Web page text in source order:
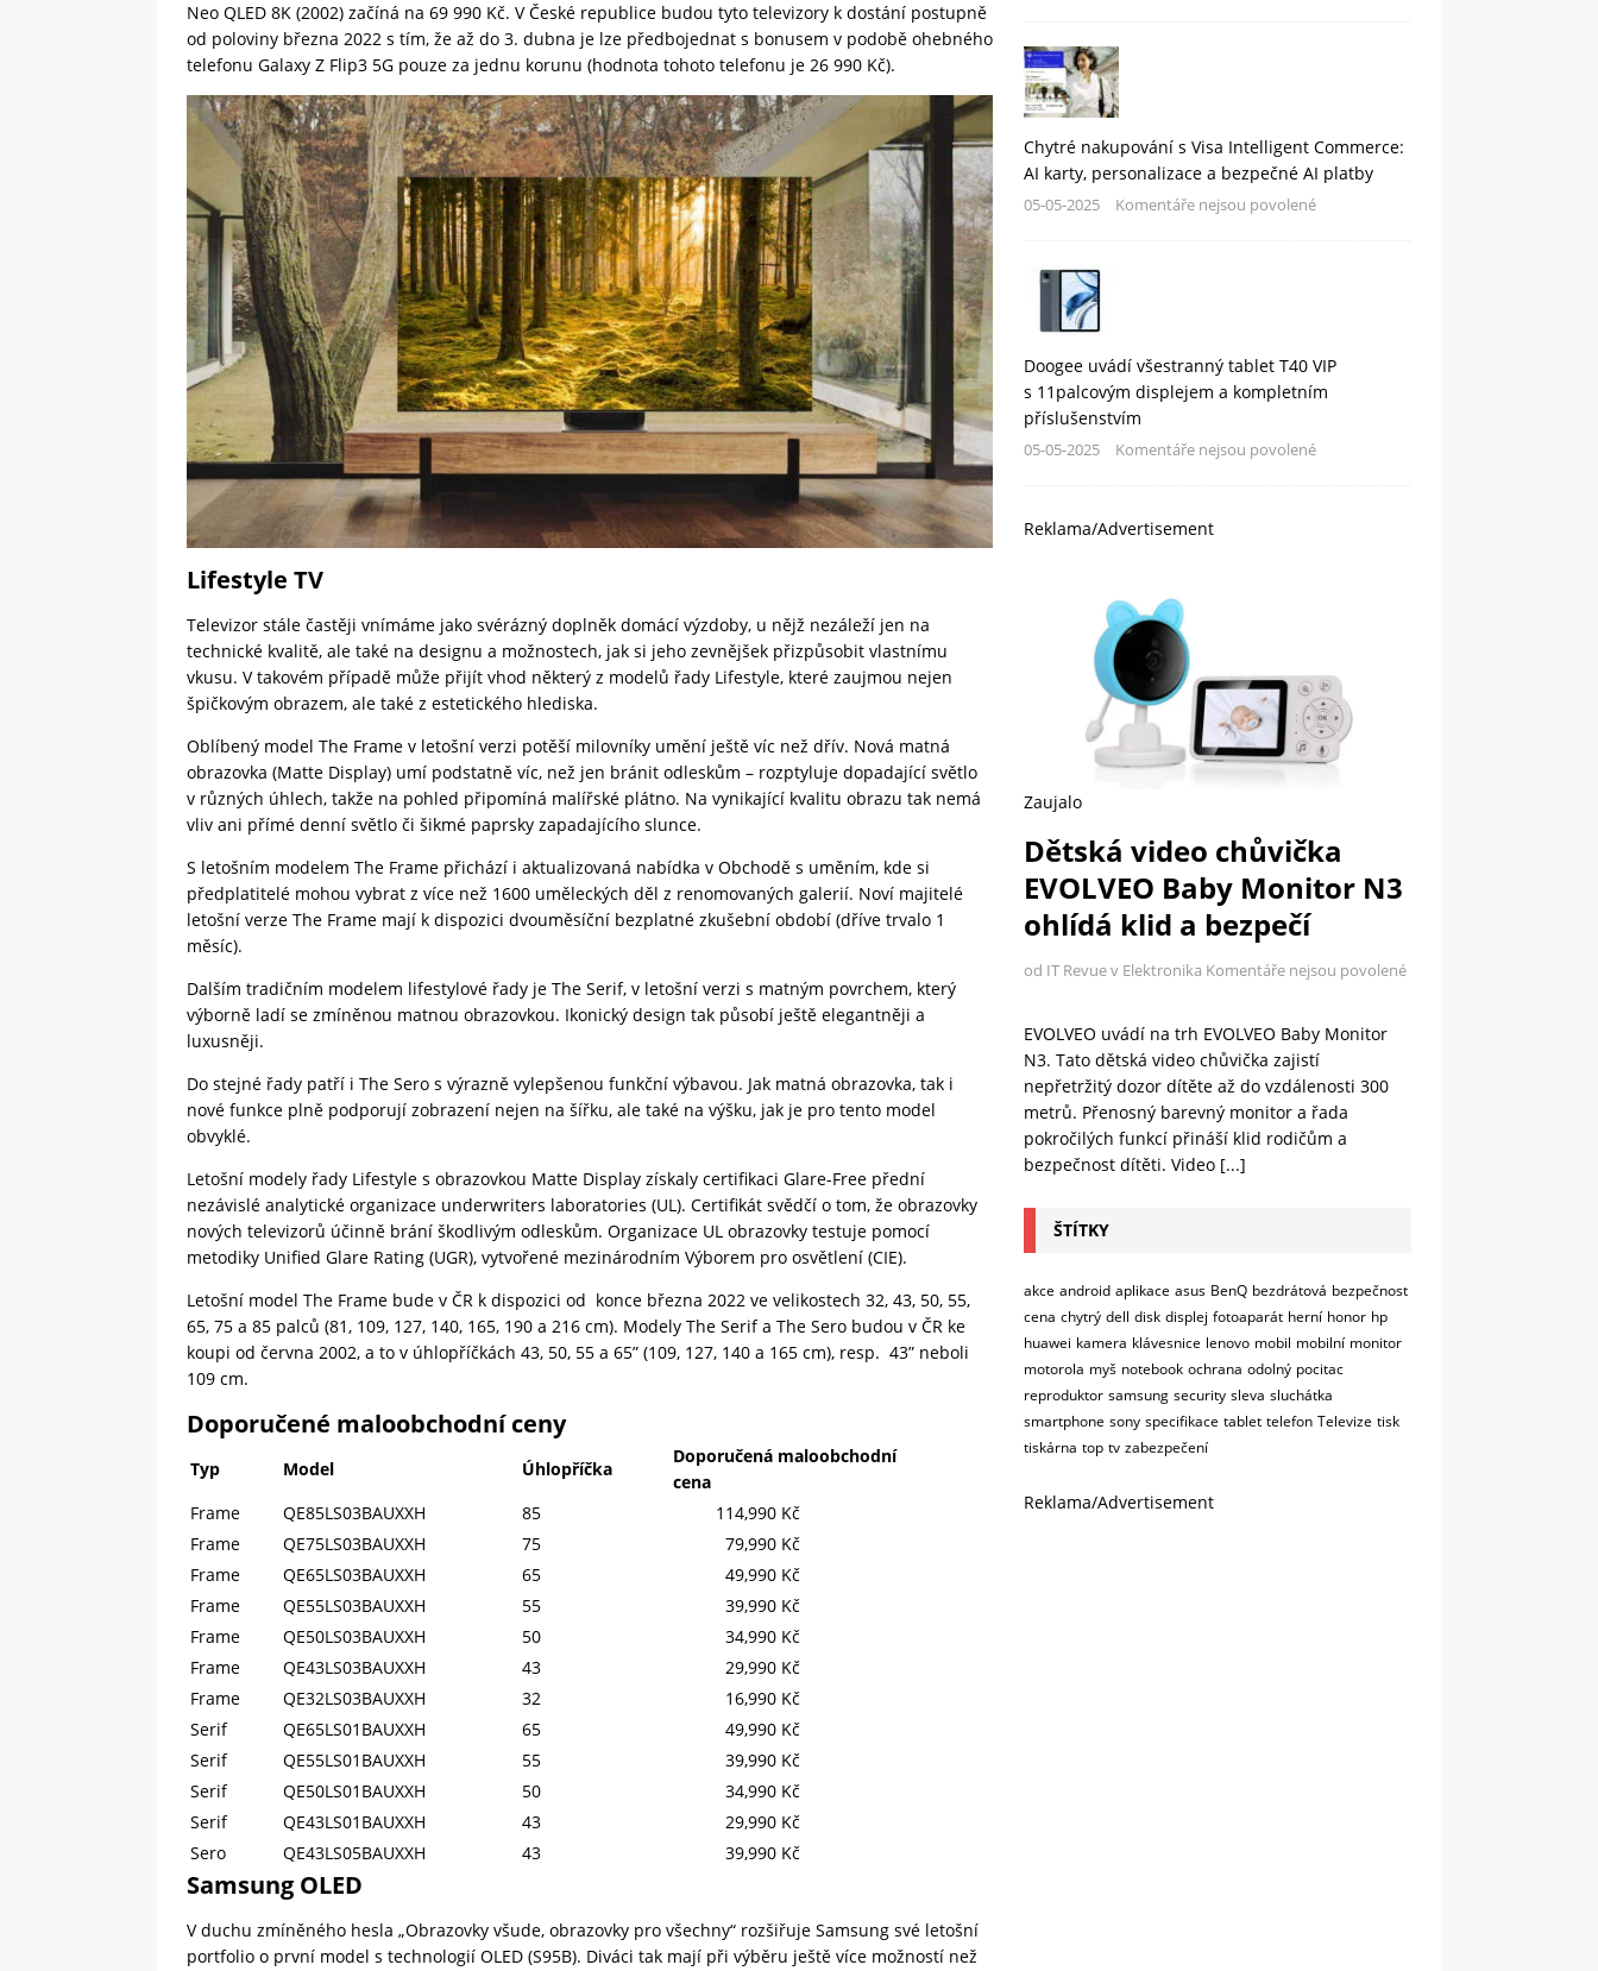
Neo QLED 8K (2002) začíná na 69 990 Kč. V České republice budou tyto televizory k dostání postupně
od poloviny března 2022 s tím, že až do 3. dubna je lze předbojednat s bonusem v podobě ohebného
telefonu Galaxy Z Flip3 5G pouze za jednu korunu (hodnota tohoto telefonu je 26 990 Kč).
Lifestyle TV
Televizor stále častěji vnímáme jako svérázný doplněk domácí výzdoby, u nějž nezáleží jen na
technické kvalitě, ale také na designu a možnostech, jak si jeho zevnějšek přizpůsobit vlastnímu
vkusu. V takovém případě může přijít vhod některý z modelů řady Lifestyle, které zaujmou nejen
špičkovým obrazem, ale také z estetického hlediska.
Oblíbený model The Frame v letošní verzi potěší milovníky umění ještě víc než dřív. Nová matná
obrazovka (Matte Display) umí podstatně víc, než jen bránit odleskům – rozptyluje dopadající světlo
v různých úhlech, takže na pohled připomíná malířské plátno. Na vynikající kvalitu obrazu tak nemá
vliv ani přímé denní světlo či šikmé paprsky zapadajícího slunce.
S letošním modelem The Frame přichází i aktualizovaná nabídka v Obchodě s uměním, kde si
předplatitelé mohou vybrat z více než 1600 uměleckých děl z renomovaných galerií. Noví majitelé
letošní verze The Frame mají k dispozici dvouměsíční bezplatné zkušební období (dříve trvalo 1
měsíc).
Dalším tradičním modelem lifestylové řady je The Serif, v letošní verzi s matným povrchem, který
výborně ladí se zmíněnou matnou obrazovkou. Ikonický design tak působí ještě elegantněji a
luxusněji.
Do stejné řady patří i The Sero s výrazně vylepšenou funkční výbavou. Jak matná obrazovka, tak i
nové funkce plně podporují zobrazení nejen na šířku, ale také na výšku, jak je pro tento model
obvyklé.
Letošní modely řady Lifestyle s obrazovkou Matte Display získaly certifikaci Glare-Free přední
nezávislé analytické organizace underwriters laboratories (UL). Certifikát svědčí o tom, že obrazovky
nových televizorů účinně brání škodlivým odleskům. Organizace UL obrazovky testuje pomocí
metodiky Unified Glare Rating (UGR), vytvořené mezinárodním Výborem pro osvětlení (CIE).
Letošní model The Frame bude v ČR k dispozici od konce března 2022 ve velikostech 32, 43, 50, 55,
65, 75 a 85 palců (81, 109, 127, 140, 165, 190 a 216 cm). Modely The Serif a The Sero budou v ČR ke
koupi od června 2002, a to v úhlopříčkách 43, 50, 55 a 65” (109, 127, 140 a 165 cm), resp. 43” neboli
109 cm.
Doporučené maloobchodní ceny
Typ Model Úhlopříčka
Doporučená maloobchodní
cena
Frame
QE85LS03BAUXXH 85
114,990 Kč
Frame
QE75LS03BAUXXH 75
79,990 Kč
Frame
QE65LS03BAUXXH 65
49,990 Kč
Frame
QE55LS03BAUXXH 55
39,990 Kč
Frame
QE50LS03BAUXXH 50
34,990 Kč
Frame
QE43LS03BAUXXH 43
29,990 Kč
Frame
QE32LS03BAUXXH 32
16,990 Kč
Serif
QE65LS01BAUXXH 65
49,990 Kč
Serif
QE55LS01BAUXXH 55
39,990 Kč
Serif
QE50LS01BAUXXH 50
34,990 Kč
Serif
QE43LS01BAUXXH 43
29,990 Kč
Sero
QE43LS05BAUXXH 43 39,990 Kč
Samsung OLED
V duchu zmíněného hesla „Obrazovky všude, obrazovky pro všechny“ rozšiřuje Samsung své letošní
portfolio o první model s technologií OLED (S95B). Diváci tak mají při výběru ještě více možností než
Chytré nakupování s Visa Intelligent Commerce:
AI karty, personalizace a bezpečné AI platby
05-05-2025 Komentáře nejsou povolené
Doogee uvádí všestranný tablet T40 VIP
s 11palcovým displejem a kompletním
příslušenstvím
05-05-2025 Komentáře nejsou povolené
Reklama/Advertisement
Zaujalo
Dětská video chůvička
EVOLVEO Baby Monitor N3
ohlídá klid a bezpečí
od IT Revue v Elektronika Komentáře nejsou povolené
EVOLVEO uvádí na trh EVOLVEO Baby Monitor
N3. Tato dětská video chůvička zajistí
nepřetržitý dozor dítěte až do vzdálenosti 300
metrů. Přenosný barevný monitor a řada
pokročilých funkcí přináší klid rodičům a
bezpečnost dítěti. Video [...]
ŠTÍTKY
akce android aplikace asus BenQ bezdrátová bezpečnost
cena chytrý dell disk displej fotoaparát herní honor hp
huawei kamera klávesnice lenovo mobil mobilní monitor
motorola myš notebook ochrana odolný pocitac
reproduktor samsung security sleva sluchátka
smartphone sony specifikace tablet telefon Televize tisk
tiskárna top tv zabezpečení
Reklama/Advertisement